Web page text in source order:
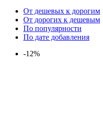
От дешевых к дорогим
От дорогих к дешевым
По популярности
По дате добавления
-12%